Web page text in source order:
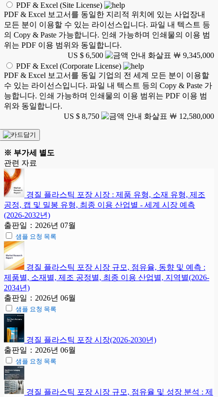
PDF & Excel (Site License)
PDF & Excel 보고서를 동일한 지리적 위치에 있는 사업장내
모든 분이 이용할 수 있는 라이선스입니다. 파일 내 텍스트 등
의 Copy & Paste 가능합니다. 인쇄 가능하며 인쇄물의 이용 범
위는 PDF 이용 범위와 동일합니다.
US $ 6,500
￦ 9,345,000
PDF & Excel (Corporate License)
PDF & Excel 보고서를 동일 기업의 전 세계 모든 분이 이용할
수 있는 라이선스입니다. 파일 내 텍스트 등의 Copy & Paste 가
능합니다. 인쇄 가능하며 인쇄물의 이용 범위는 PDF 이용 범
위와 동일합니다.
US $ 8,750
￦ 12,580,000
※ 부가세 별도
관련 자료
경질 플라스틱 포장 시장 : 제품 유형, 소재 유형, 제조
공정, 캡 및 밀봉 유형, 최종 이용 산업별 - 세계 시장 예측
(2026-2032년)
출판일：2026년 07월
샘플 요청 목록
경질 플라스틱 포장 시장 규모, 점유율, 동향 및 예측 :
제품별, 소재별, 제조 공정별, 최종 이용 산업별, 지역별(2026-
2034년)
출판일：2026년 06월
샘플 요청 목록
경질 플라스틱 포장 시장(2026-2030년)
출판일：2026년 06월
샘플 요청 목록
경질 플라스틱 포장 시장 규모, 점유율 및 성장 분석 : 제